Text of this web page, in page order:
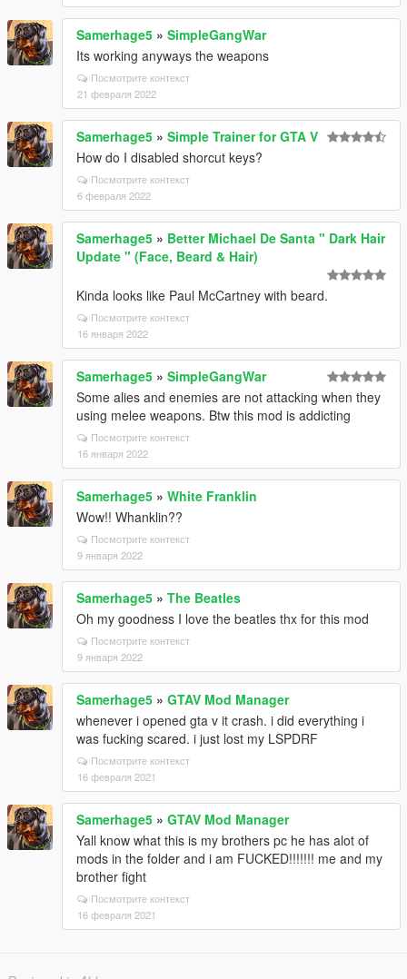
Samerhage5 » SimpleGangWar
Its working anyways the weapons
Посмотрите контекст
21 февраля 2022
Samerhage5 » Simple Trainer for GTA V
How do I disabled shorcut keys?
Посмотрите контекст
6 февраля 2022
Samerhage5 » Better Michael De Santa " Dark Hair
Update " (Face, Beard & Hair)
Kinda looks like Paul McCartney with beard.
Посмотрите контекст
16 января 2022
Samerhage5 » SimpleGangWar
Some alies and enemies are not attacking when they
using melee weapons. Btw this mod is addicting
Посмотрите контекст
16 января 2022
Samerhage5 » White Franklin
Wow!! Whanklin??
Посмотрите контекст
9 января 2022
Samerhage5 » The Beatles
Oh my goodness I love the beatles thx for this mod
Посмотрите контекст
9 января 2022
Samerhage5 » GTAV Mod Manager
whenever i opened gta v it crash. i did everything i
was fucking scared. i just lost my LSPDRF
Посмотрите контекст
16 февраля 2021
Samerhage5 » GTAV Mod Manager
Yall know what this is my brothers pc he has alot of
mods in the folder and i am FUCKED!!!!!!! me and my
brother fight
Посмотрите контекст
16 февраля 2021